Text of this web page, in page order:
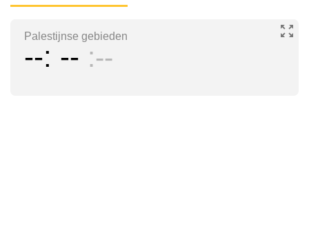
Palestijnse gebieden
-- -- --